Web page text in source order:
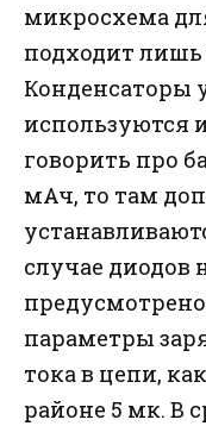
микросхема
подходит лишь
Конденсаторы
используются
говорить про
мАч, то там
случае диодов
параметры
тока в цепи,
районе 5 мк. В